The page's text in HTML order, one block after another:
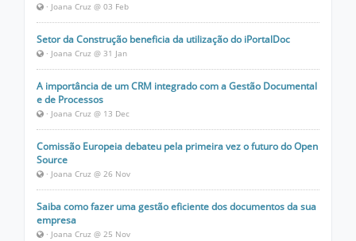
· Joana Cruz @ 03 Feb
Setor da Construção beneficia da utilização do iPortalDoc
· Joana Cruz @ 31 Jan
A importância de um CRM integrado com a Gestão Documental
e de Processos
· Joana Cruz @ 13 Dec
Comissão Europeia debateu pela primeira vez o futuro do Open
Source
· Joana Cruz @ 26 Nov
Saiba como fazer uma gestão eficiente dos documentos da sua
empresa
· Joana Cruz @ 25 Nov